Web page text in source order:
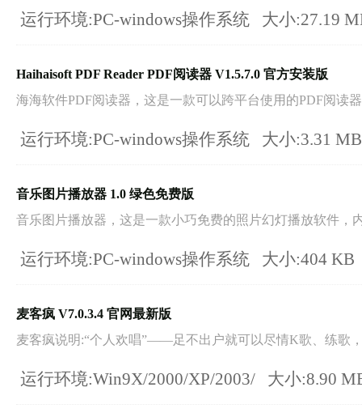
运行环境:PC-windows操作系统 大小:27.19
Haihaisoft PDF Reader PDF阅读器 V1.5.7.0 官方安装版
海海软件PDF阅读器，这是一款可以跨平台使用的PDF阅读
运行环境:PC-windows操作系统 大小:3.31
音乐图片播放器 1.0 绿色免费版
音乐图片播放器，这是一款小巧免费的照片幻灯播放软件，
运行环境:PC-windows操作系统 大小:404 KB
麦客疯 V7.0.3.4 官网最新版
麦客疯说明:“个人欢唱”——足不出户就可以尽情K歌、练歌
运行环境:Win9X/2000/XP/2003/ 大小:8.90